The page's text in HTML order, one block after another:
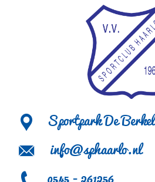
Sportpark De Berkel
info@sphaarlo.nl